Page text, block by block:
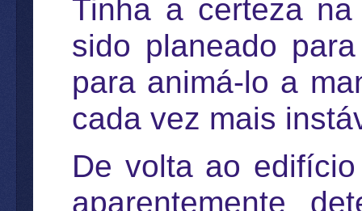
Tinha a certeza
sido planeado
para animá-lo a
cada vez mais
De volta ao
aparentemente